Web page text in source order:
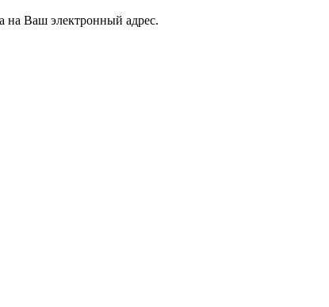
на Ваш электронный адрес.